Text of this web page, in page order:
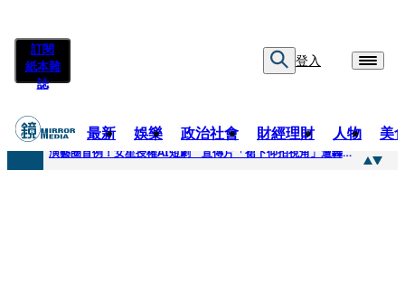
訂閱
紙本雜
誌
登入
最新 娛樂 政治社會 財經理財 人物 美
快訊
演藝圈首例！女星授權AI短劇 宣傳片「裙下仰拍視角」遭轟擦邊：自降身價